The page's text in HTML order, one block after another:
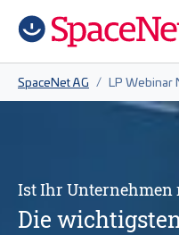
SpaceNet AG LP Webinar
Ist Ihr Unternehmen
Die